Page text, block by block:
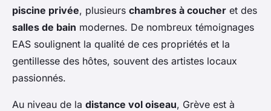
piscine privée, plusieurs chambres à coucher et des
salles de bain modernes. De nombreux témoignages
EAS soulignent la qualité de ces propriétés et la
gentillesse des hôtes, souvent des artistes locaux
passionnés.
Au niveau de la distance vol oiseau, Grève est à